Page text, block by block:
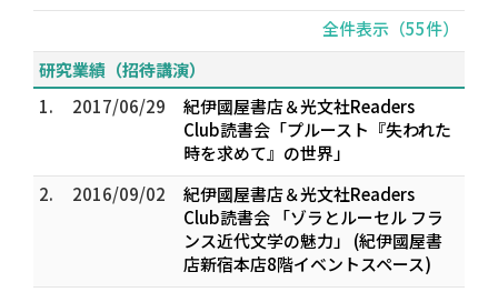
全件表示（55件）
研究業績（招待講演）
1.
2017/06/29
紀伊國屋書店＆光文社Readers
Club読書会「プルースト『失われた
時を求めて』の世界」
2.
2016/09/02
紀伊國屋書店＆光文社Readers
Club読書会 「ゾラとルーセル フラ
ンス近代文学の魅力」 (紀伊國屋書
店新宿本店8階イベントスペース)